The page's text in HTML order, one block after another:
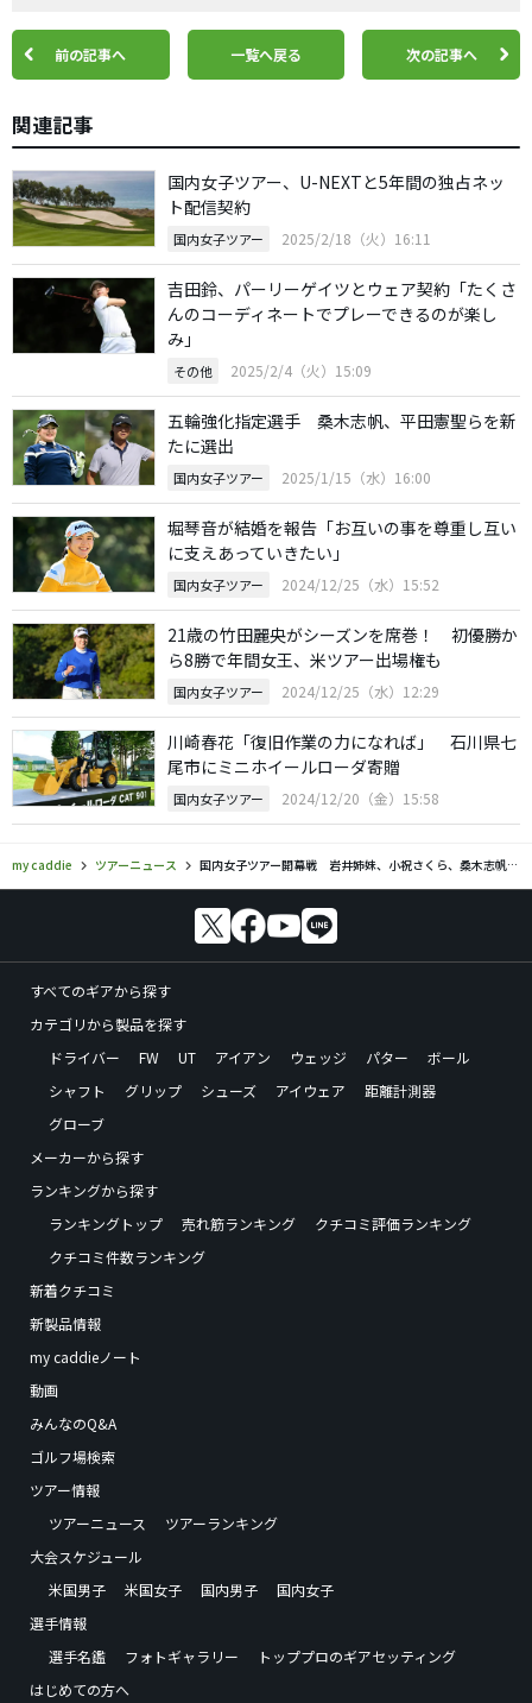
前の記事へ 一覧へ戻る 次の記事へ
関連記事
国内女子ツアー、U-NEXTと5年間の独占ネッ
ト配信契約
国内女子ツアー 2025/2/18（火）16:11
吉田鈴、パーリーゲイツとウェア契約「たくさ
んのコーディネートでプレーできるのが楽し
み」
その他 2025/2/4（火）15:09
五輪強化指定選手 桑木志帆、平田憲聖らを新
たに選出
国内女子ツアー 2025/1/15（水）16:00
堀琴音が結婚を報告「お互いの事を尊重し互い
に支えあっていきたい」
国内女子ツアー 2024/12/25（水）15:52
21歳の竹田麗央がシーズンを席巻！ 初優勝か
ら8勝で年間女王、米ツアー出場権も
国内女子ツアー 2024/12/25（水）12:29
川崎春花「復旧作業の力になれば」 石川県七
尾市にミニホイールローダ寄贈
国内女子ツアー 2024/12/20（金）15:58
my caddie ツアーニュース 国内女子ツアー開幕戦 岩井姉妹、小祝さくら、桑木志帆、稲見萌寧らが出場
すべてのギアから探す
カテゴリから製品を探す
ドライバー
FW UT アイアン ウェッジ パター
ボール
シャフト
グリップ シューズ アイウェア
距離計測器
グローブ
メーカーから探す
ランキングから探す
ランキングトップ
売れ筋ランキング
クチコミ評価ランキング
クチコミ件数ランキング
新着クチコミ
新製品情報
my caddieノート
動画
みんなのQ&A
ゴルフ場検索
ツアー情報
ツアーニュース
ツアーランキング
大会スケジュール
米国男子
米国女子 国内男子
国内女子
選手情報
選手名鑑
フォトギャラリー
トッププロのギアセッティング
はじめての方へ